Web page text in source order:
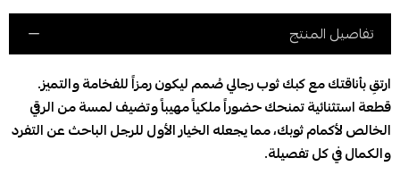
تفاصيل المنتج
ارتقِ بأناقتك مع كبك ثوب رجالي صُمم ليكون رمزاً للفخامة والتميز.
قطعة استثنائية تمنحك حضوراً ملكياً مهيباً وتضيف لمسة من الرقي
الخالص لأكمام ثوبك، مما يجعله الخيار الأول للرجل الباحث عن التفرد
والكمال في كل تفصيلة.